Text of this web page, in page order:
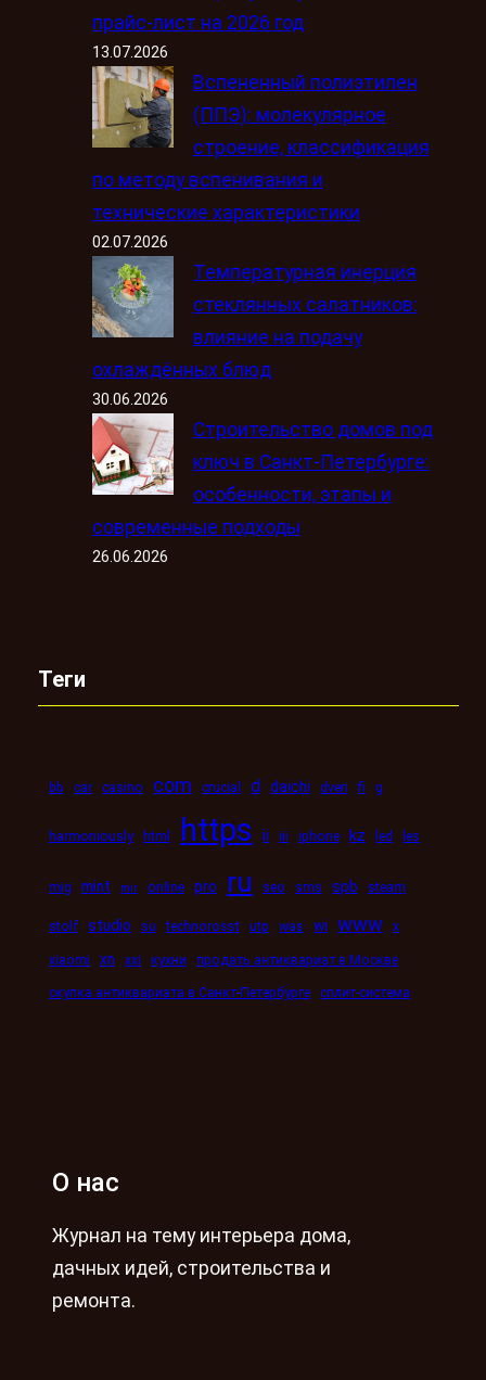
прайс-лист на 2026 год
13.07.2026
Вспененный полиэтилен
(ППЭ): молекулярное
строение, классификация
по методу вспенивания и
технические характеристики
02.07.2026
Температурная инерция
стеклянных салатников:
влияние на подачу
охлаждённых блюд
30.06.2026
Строительство домов под
ключ в Санкт-Петербурге:
особенности, этапы и
современные подходы
26.06.2026
Теги
bb car casino com crucial d daichi dveri fi g
harmoniously html https ii iii iphone kz led les
mig mint mir online pro ru seo sms spb steam
stolf studio su technorosst utp was wi www x
xiaomi xn xxi кухни
продать антиквариат в Москве
скупка антиквариата в Санкт-Петербурге сплит-система
О нас
Журнал на тему интерьера дома,
дачных идей, строительства и
ремонта.